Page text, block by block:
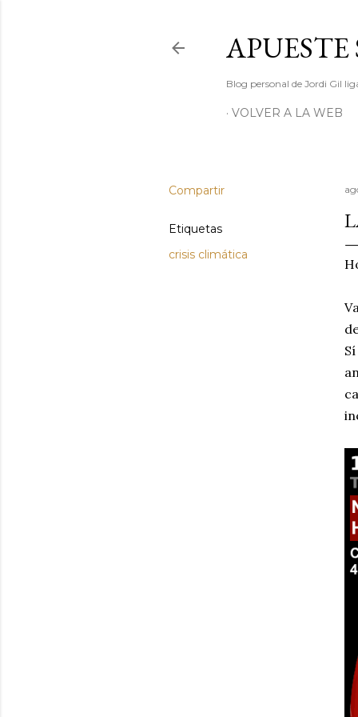
Blog personal de Jordi Gil
VOLVER A LA WEB
Compartir
Etiquetas
crisis climática